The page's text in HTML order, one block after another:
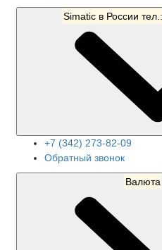
Simatic в России тел.:
+7 (342) 273-82-09
Обратный звонок
Валюта